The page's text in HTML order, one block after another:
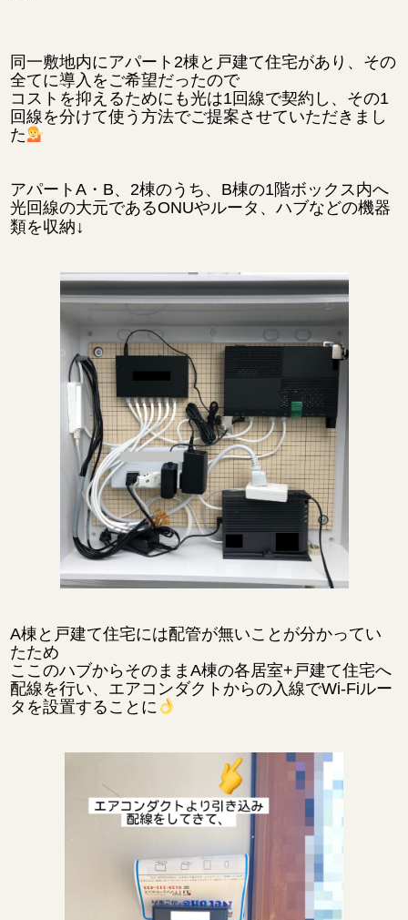
同一敷地内にアパート2棟と戸建て住宅があり、その
全てに導入をご希望だったので
コストを抑えるためにも光は1回線で契約し、その1
回線を分けて使う方法でご提案させていただきまし
た
アパートA・B、2棟のうち、B棟の1階ボックス内へ
光回線の大元であるONUやルータ、ハブなどの機器
類を収納↓
A棟と戸建て住宅には配管が無いことが分かってい
たため
ここのハブからそのままA棟の各居室+戸建て住宅へ
配線を行い、エアコンダクトからの入線でWi-Fiルー
タを設置することに